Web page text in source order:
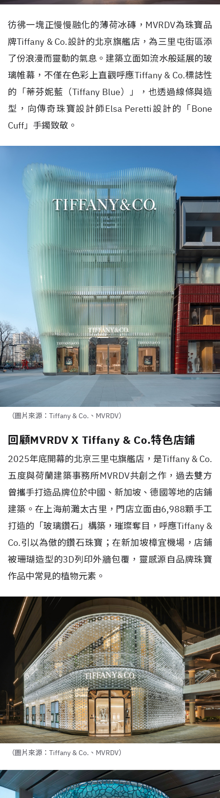
彷彿一塊正慢慢融化的薄荷冰磚， MVRDV為珠寶品
牌Tiffany & Co.設計的北京旗艦店，為三里屯街區添
了份浪漫而靈動的氣息。建築立面如流水般延展的玻
璃帷幕，不僅在色彩上直觀呼應Tiffany & Co.標誌性
的「蒂芬妮藍（Tiffany Blue）」，也透過線條與造
型，向傳奇珠寶設計師Elsa Peretti 設計的「Bone
Cuff」手鐲致敬。
（圖片來源：Tiffany & Co.、MVRDV）
回顧MVRDV X Tiffany & Co.特色店鋪
2025年底開幕的北京三里屯旗艦店，是Tiffany & Co.
五度與荷蘭建築事務所MVRDV共創之作，過去雙方
曾攜手打造品牌位於中國、新加坡、德國等地的店鋪
建築。在上海前灘太古里，門店立面由6,988顆手工
打造的「玻璃鑽石」構築，璀璨奪目，呼應Tiffany &
Co.引以為傲的鑽石珠寶；在新加坡樟宜機場，店鋪
被珊瑚造型的3D列印外牆包覆，靈感源自品牌珠寶
作品中常見的植物元素。
（圖片來源：Tiffany & Co.、MVRDV）